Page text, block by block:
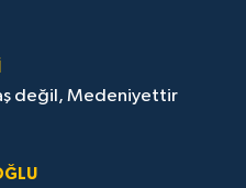
değil, Medeniyettir